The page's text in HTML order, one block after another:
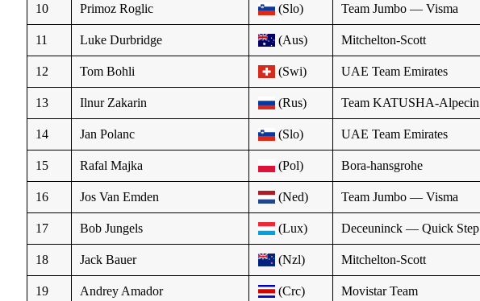
10 Primoz Roglic (Slo) Team Jumbo — Visma
11 Luke Durbridge (Aus) Mitchelton-Scott
12 Tom Bohli (Swi) UAE Team Emirates
13 Ilnur Zakarin (Rus) Team KATUSHA-Alpecin
14 Jan Polanc (Slo) UAE Team Emirates
15 Rafal Majka (Pol) Bora-hansgrohe
16 Jos Van Emden (Ned) Team Jumbo — Visma
17 Bob Jungels (Lux) Deceuninck — Quick Step
18 Jack Bauer (Nzl) Mitchelton-Scott
19 Andrey Amador (Crc) Movistar Team